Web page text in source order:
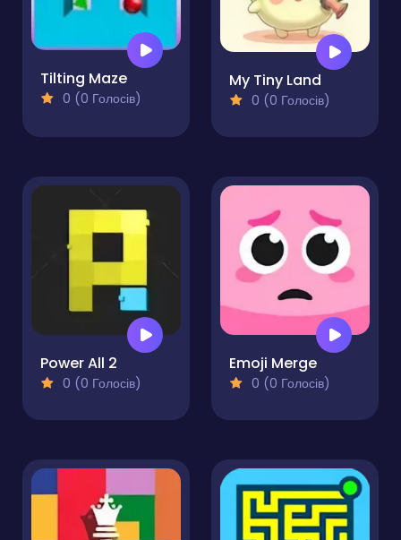
Tilting Maze
0 (0 Голосів)
My Tiny Land
0 (0 Голосів)
Power All 2
0 (0 Голосів)
Emoji Merge
0 (0 Голосів)